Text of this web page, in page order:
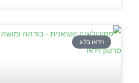
וידאו בלוג